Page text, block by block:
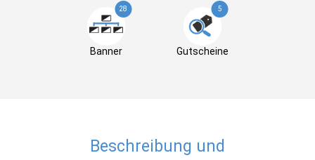
28
Banner
5
Gutscheine
Beschreibung und